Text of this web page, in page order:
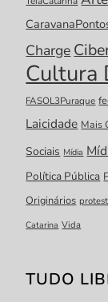
Charge
Cultura
FASOL3Puraque
Laicidade Mais
Sociais Mídia
Política Pública
Originários
Catarina Vida
TUDO